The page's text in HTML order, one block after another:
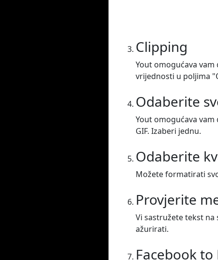
Clipping
Yout omogućava
vrijednosti u poljima
Odaberite
Yout omogućava
GIF. Izaberi jednu.
Odaberite
Možete formatirati
Provjerite
Vi sastružete tekst na
ažurirati.
Facebook to